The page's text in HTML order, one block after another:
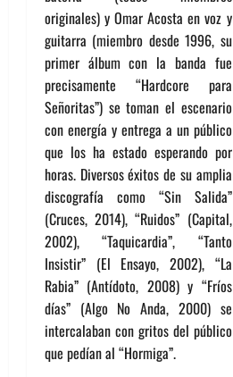
originales) y Omar Acosta en voz y
guitarra (miembro desde 1996, su
primer álbum con la banda fue
precisamente “Hardcore para
Señoritas”) se toman el escenario
con energía y entrega a un público
que los ha estado esperando por
horas. Diversos éxitos de su amplia
discografía como “Sin Salida”
(Cruces, 2014), “Ruidos” (Capital,
2002), “Taquicardia”, “Tanto
Insistir” (El Ensayo, 2002), “La
Rabia” (Antídoto, 2008) y “Fríos
días” (Algo No Anda, 2000) se
intercalaban con gritos del público
que pedían al “Hormiga”.